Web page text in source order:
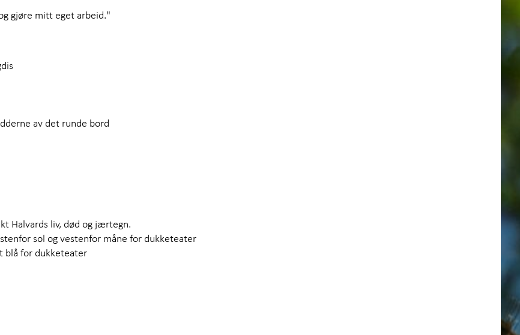
gjøre mitt eget arbeid."
av det runde bord
Halvards liv, død og jærtegn.
sol og vestenfor måne for dukketeater
blå for dukketeater